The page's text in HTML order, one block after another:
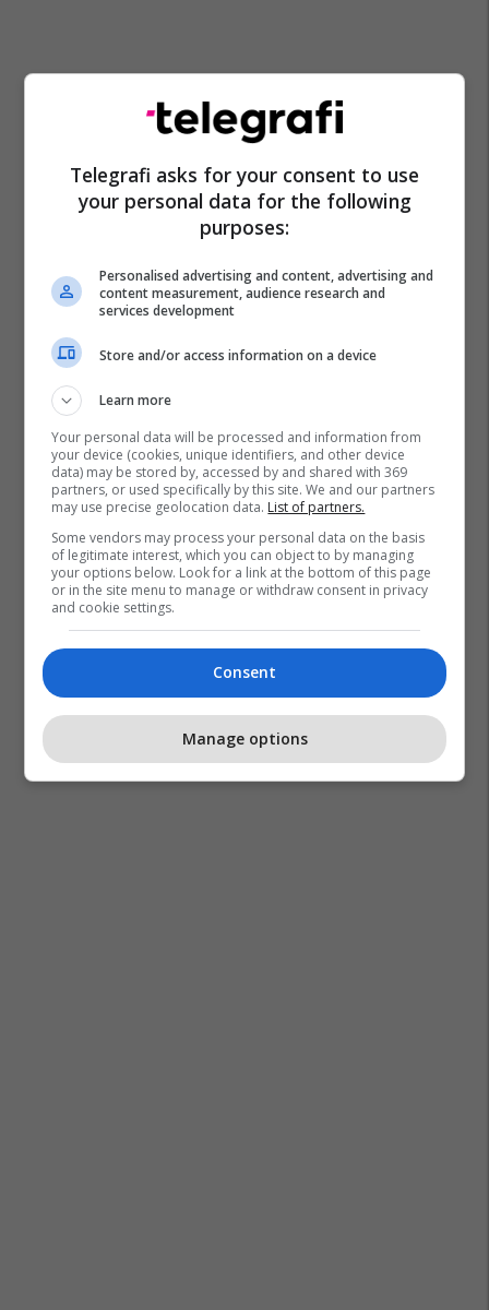
Telegrafi asks for your consent to use
your personal data for the following
purposes:
Personalised advertising and content, advertising and
content measurement, audience research and
services development
Store and/or access information on a device
Learn more
Your personal data will be processed and information from
your device (cookies, unique identifiers, and other device
data) may be stored by, accessed by and shared with 369
partners, or used specifically by this site. We and our partners
may use precise geolocation data. List of partners.
Some vendors may process your personal data on the basis
of legitimate interest, which you can object to by managing
your options below. Look for a link at the bottom of this page
or in the site menu to manage or withdraw consent in privacy
and cookie settings.
Consent
Manage options